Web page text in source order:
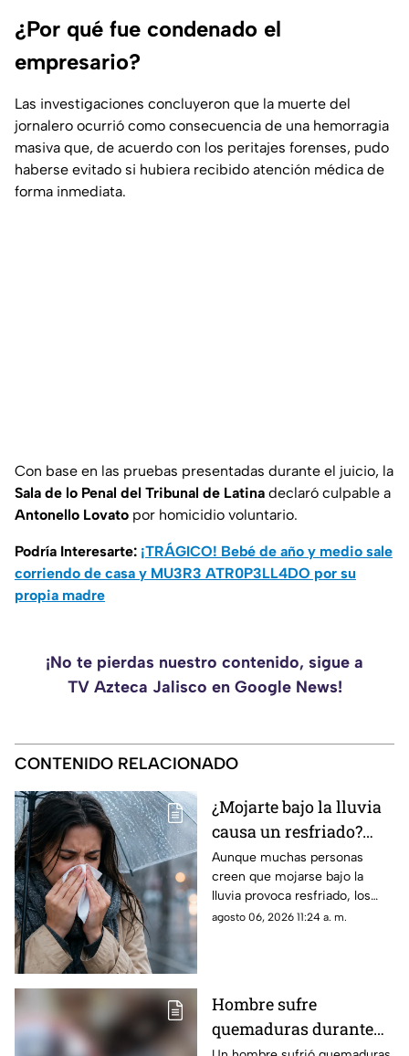
¿Por qué fue condenado el
empresario?
Las investigaciones concluyeron que la muerte del
jornalero ocurrió como consecuencia de una hemorragia
masiva que, de acuerdo con los peritajes forenses, pudo
haberse evitado si hubiera recibido atención médica de
forma inmediata.
Con base en las pruebas presentadas durante el juicio, la
Sala de lo Penal del Tribunal de Latina declaró culpable a
Antonello Lovato por homicidio voluntario.
Podría Interesarte: ¡TRÁGICO! Bebé de año y medio sale
corriendo de casa y MU3R3 ATR0P3LL4DO por su
propia madre
¡No te pierdas nuestro contenido, sigue a
TV Azteca Jalisco en Google News!
CONTENIDO RELACIONADO
¿Mojarte bajo la lluvia
causa un resfriado?
Conoce la respuesta
Aunque muchas personas
creen que mojarse bajo la
lluvia provoca resfriado, los
especialistas explican qué
agosto 06, 2026 11:24 a. m.
Hombre sufre
quemaduras durante